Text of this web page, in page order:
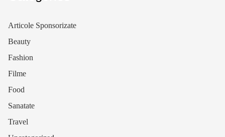
Articole Sponsorizate
Beauty
Fashion
Filme
Food
Sanatate
Travel